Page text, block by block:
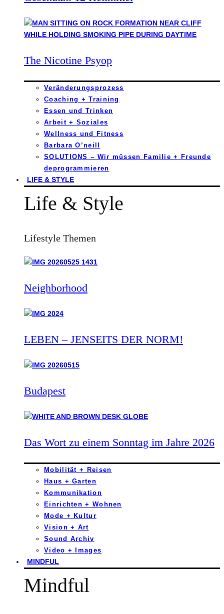
The Nicotine Psyop
Veränderungsprozess
Coaching + Training
Essen und Trinken
Arbeit + Soziales
Wellness und Fitness
Barbara O’neill
SOLUTIONS – Wir müssen Familie + Freunde
deprogrammieren
LIFE & STYLE
Life & Style
Lifestyle Themen
Neighborhood
LEBEN – JENSEITS DER NORM!
Budapest
Das Wort zu einem Sonntag im Jahre 2026
Mobilität + Reisen
Haus + Garten
Kommunikation
Einrichten + Wohnen
Mode + Kultur
Vision + Art
Sound Archiv
Video + Images
MINDFUL
Mindful